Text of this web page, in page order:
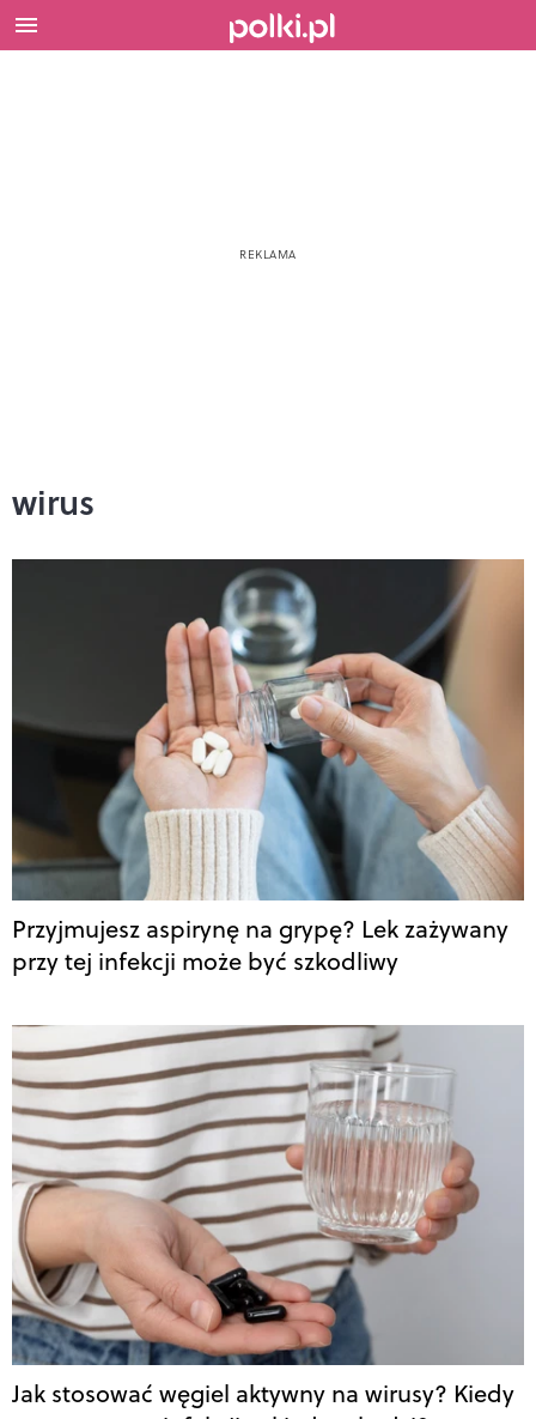
wirus
Przyjmujesz aspirynę na grypę? Lek zażywany
przy tej infekcji może być szkodliwy
Jak stosować węgiel aktywny na wirusy? Kiedy